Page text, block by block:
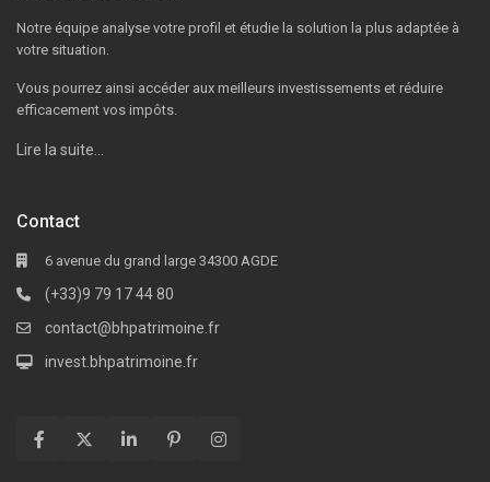
Notre équipe analyse votre profil et étudie la solution la plus adaptée à
votre situation.
Vous pourrez ainsi accéder aux meilleurs investissements et réduire
efficacement vos impôts.
Lire la suite…
Contact
6 avenue du grand large 34300 AGDE
(+33)9 79 17 44 80
contact@bhpatrimoine.fr
invest.bhpatrimoine.fr